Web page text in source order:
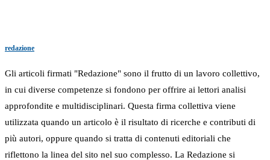
redazione
Gli articoli firmati "Redazione" sono il frutto di un lavoro collettivo,
in cui diverse competenze si fondono per offrire ai lettori analisi
approfondite e multidisciplinari. Questa firma collettiva viene
utilizzata quando un articolo è il risultato di ricerche e contributi di
più autori, oppure quando si tratta di contenuti editoriali che
riflettono la linea del sito nel suo complesso. La Redazione si